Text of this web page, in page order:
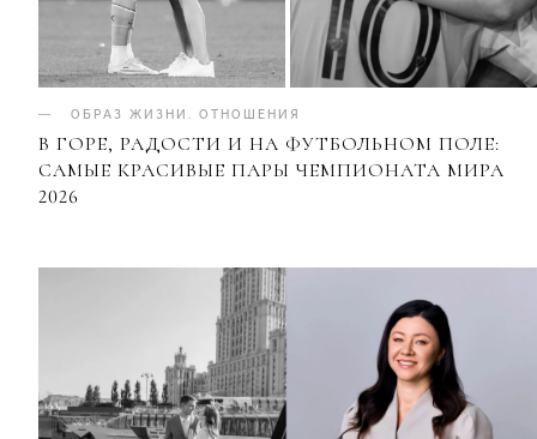
ОБРАЗ ЖИЗНИ ОТНОШЕНИЯ
В ГОРЕ, РАДОСТИ И НА ФУТБОЛЬНОМ ПОЛЕ:
САМЫЕ КРАСИВЫЕ ПАРЫ ЧЕМПИОНАТА МИРА
2026